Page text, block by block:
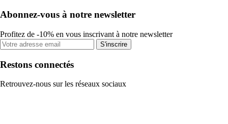
Abonnez-vous à notre newsletter
Profitez de -10% en vous inscrivant à notre newsletter
S'inscrire
Restons connectés
Retrouvez-nous sur les réseaux sociaux